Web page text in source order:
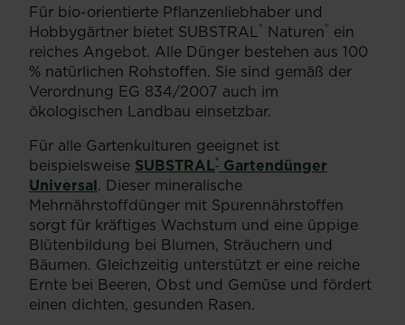
Für bio-orientierte Pflanzenliebhaber und
Hobbygärtner bietet SUBSTRAL® ️ Naturen® ein
reiches Angebot. Alle Dünger bestehen aus 100
% natürlichen Rohstoffen. Sie sind gemäß der
Verordnung EG 834/2007 auch im
ökologischen Landbau einsetzbar.
Für alle Gartenkulturen geeignet ist
beispielsweise SUBSTRAL® ️ Gartendünger
Universal. Dieser mineralische
Mehrnährstoffdünger mit Spurennährstoffen
sorgt für kräftiges Wachstum und eine üppige
Blütenbildung bei Blumen, Sträuchern und
Bäumen. Gleichzeitig unterstützt er eine reiche
Ernte bei Beeren, Obst und Gemüse und fördert
einen dichten, gesunden Rasen.